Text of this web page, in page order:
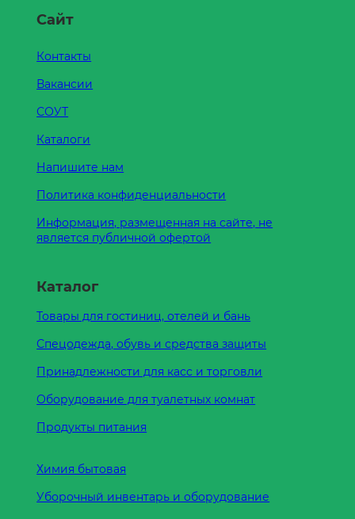
Сайт
Контакты
Вакансии
СОУТ
Каталоги
Напишите нам
Политика конфиденциальности
Информация, размещенная на сайте, не
является публичной офертой
Каталог
Товары для гостиниц, отелей и бань
Спецодежда, обувь и средства защиты
Принадлежности для касс и торговли
Оборудование для туалетных комнат
Продукты питания
Химия бытовая
Уборочный инвентарь и оборудование